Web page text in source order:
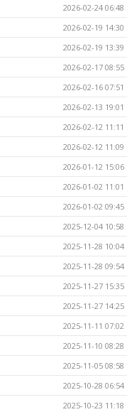
2026-02-24 06:48
2026-02-19 14:30
2026-02-19 13:39
2026-02-17 08:55
2026-02-16 07:51
2026-02-13 19:01
2026-02-12 11:11
2026-02-12 11:09
2026-01-12 15:06
2026-01-02 11:01
2026-01-02 09:45
2025-12-04 10:58
2025-11-28 10:04
2025-11-28 09:54
2025-11-27 15:35
2025-11-27 14:25
2025-11-11 07:02
2025-11-10 08:28
2025-11-05 08:58
2025-10-28 06:54
2025-10-23 11:18